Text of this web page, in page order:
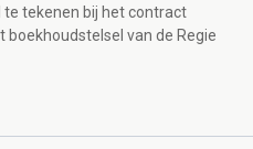
te tekenen bij het contract
boekhoudstelsel van de Regie